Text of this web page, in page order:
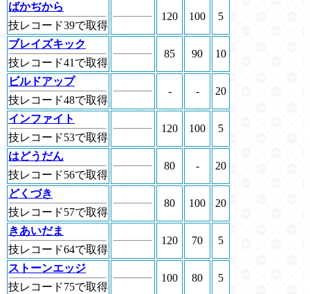
ばかぢから
技レコード39で取得
120 100 5
ブレイズキック
技レコード41で取得
85 90 10
ビルドアップ
技レコード48で取得
- - 20
インファイト
技レコード53で取得
120 100 5
はどうだん
技レコード56で取得
80 - 20
どくづき
技レコード57で取得
80 100 20
きあいだま
技レコード64で取得
120 70 5
ストーンエッジ
技レコード75で取得
100 80 5